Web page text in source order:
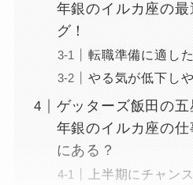
年銀のイルカ座の
グ！
転職準備に適し
やる気が低下し
ゲッターズ飯田の
年銀のイルカ座の
にある？
上半期にチャン